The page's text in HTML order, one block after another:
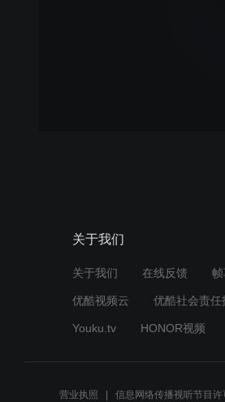
关于我们
关于我们 在线反馈
优酷视频云 优酷社会责任
Youku.tv HONOR视频
营业执照 信息网络传播视听节目